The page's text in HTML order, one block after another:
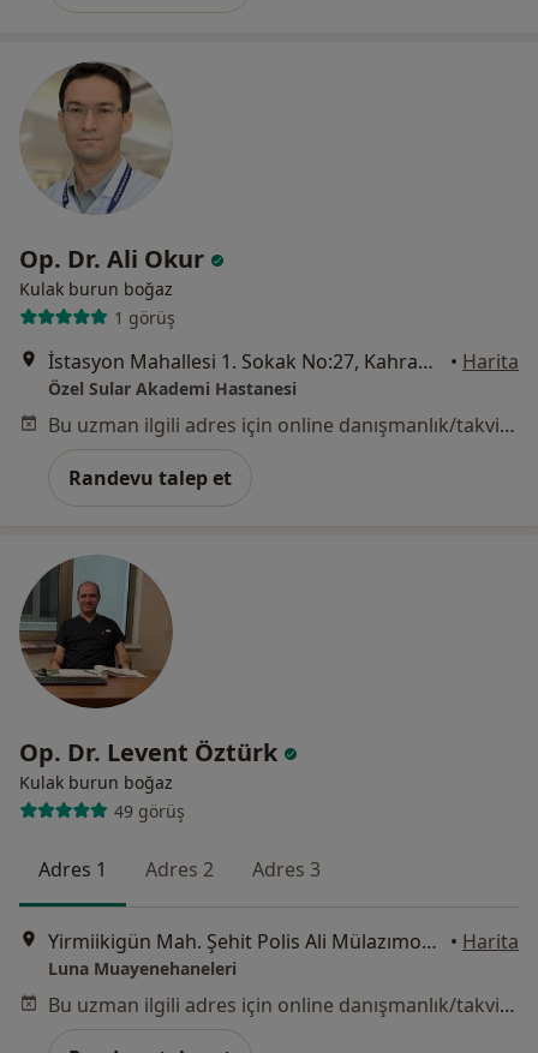
Op. Dr. Ali Okur
Kulak burun boğaz
1 görüş
İstasyon Mahallesi 1. Sokak No:27, Kahramanmaraş • Harita
Özel Sular Akademi Hastanesi
Bu uzman ilgili adres için online danışmanlık/takvim sunmuyor.
Randevu talep et
Op. Dr. Levent Öztürk
Kulak burun boğaz
49 görüş
Adres 1 Adres 2 Adres 3
Yirmiikigün Mah. Şehit Polis Ali Mülazımoğlu Cad. Nişantaşı Konutları No:66/A Onikişubat, Kahramanmaraş, Kahramanmaraş • Harita
Luna Muayenehaneleri
Bu uzman ilgili adres için online danışmanlık/takvim sunmuyor.